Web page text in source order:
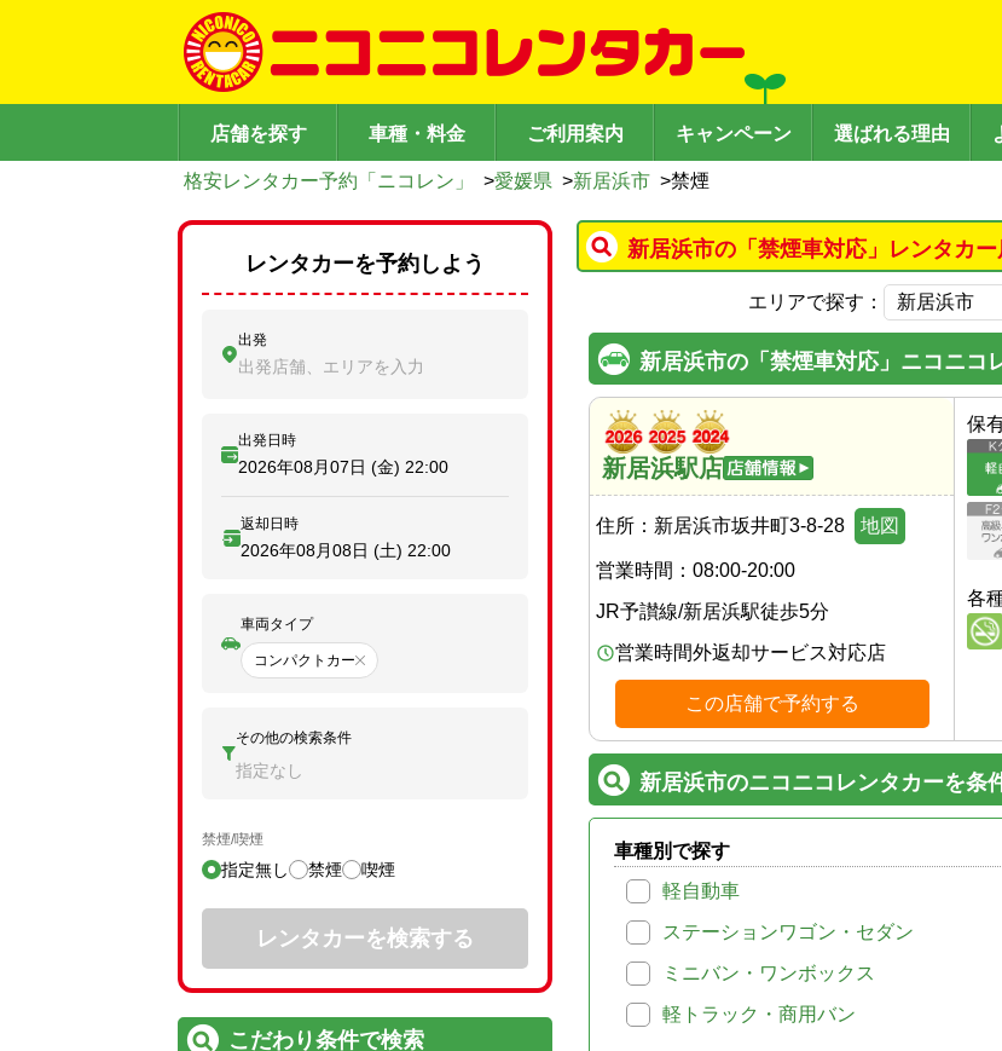
店舗を探す 車種・料金 ご利用案内 キャンペーン 選ばれる理由
格安レンタカー予約「ニコレン」 >愛媛県 >新居浜市 >禁煙
新居浜市の「禁煙車対応」レンタカー
エリアで探す：
新居浜市の「禁煙車対応」ニコニコ
新居浜駅店
住所： 新居浜市坂井町3-8-28 地図
営業時間： 08:00-20:00
JR予讃線/新居浜駅徒歩5分
営業時間外返却サービス対応店
この店舗で予約する
保
各
新居浜市のニコニコレンタカーを条
車種別で探す
軽自動車
ステーションワゴン・セダン
ミニバン・ワンボックス
軽トラック・商用バン
レンタカーを予約しよう
出発
出発店舗、エリアを入力
出発日時
2026年08月07日 (金) 22:00
返却日時
2026年08月08日 (土) 22:00
車両タイプ
コンパクトカー
その他の検索条件
指定なし
禁煙/喫煙
指定無し 禁煙 喫煙
レンタカーを検索する
こだわり条件で検索